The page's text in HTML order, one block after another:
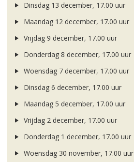
Dinsdag 13 december, 17.00 uur
Maandag 12 december, 17.00 uur
Vrijdag 9 december, 17.00 uur
Donderdag 8 december, 17.00 uur
Woensdag 7 december, 17.00 uur
Dinsdag 6 december, 17.00 uur
Maandag 5 december, 17.00 uur
Vrijdag 2 december, 17.00 uur
Donderdag 1 december, 17.00 uur
Woensdag 30 november, 17.00 uur